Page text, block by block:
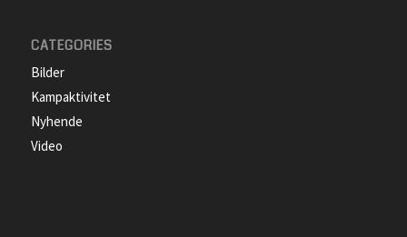
CATEGORIES
Bilder
Kampaktivitet
Nyhende
Video